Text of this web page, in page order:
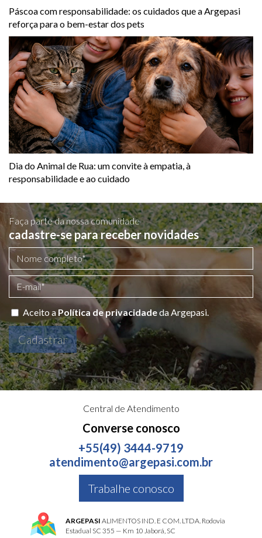
Páscoa com responsabilidade: os cuidados que a Argepasi
reforça para o bem-estar dos pets
Dia do Animal de Rua: um convite à empatia, à
responsabilidade e ao cuidado
Faça parte da nossa comunidade
cadastre-se para receber novidades
Aceito a Política de privacidadeda Argepasi.
Cadastrar
Central de Atendimento
Converse conosco
+55(49) 3444-9719
atendimento@argepasi.com.br
Trabalhe conosco
ARGEPASI ALIMENTOS IND. E COM. LTDA. Rodovia
Estadual SC 355 — Km 10 Jaborá, SC